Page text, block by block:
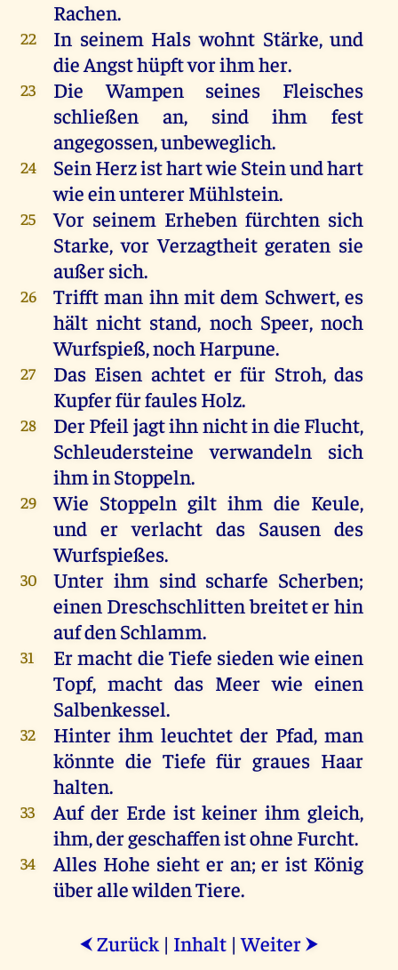
Rachen.
22 In seinem Hals wohnt Stärke,und
dieAngsthüpftvorihmher.
23 Die Wampen seines
Fleisches
schließen
an, sind ihm
fest
angegossen, unbeweglich.
24 SeinHerzisthartwie Steinundhart
wieeinuntererMühlstein.
25 Vor seinem Erheben fürchten sich
Starke,vorVerzagtheitgeraten sie
außersich.
26 Trifft man ihn mit dem Schwert,es
hält nicht stand, noch Speer,noch
Wurfspieß,nochHarpune.
27 Das Eisen achtet er für Stroh,das
KupferfürfaulesHolz.
28 DerPfeil jagtihnnichtindie Flucht,
Schleudersteine
verwandeln
sich
ihminStoppeln.
29 Wie Stoppeln gilt ihm die Keule,
und er verlacht das Sausen des
Wurfspießes.
30 Unter ihm sind scharfe Scherben;
einenDreschschlittenbreiteterhin
aufdenSchlamm.
31 Ermacht die Tiefe siedenwie einen
Topf, macht das Meer wie einen
Salbenkessel.
32 Hinter ihm leuchtet der Pfad,man
könnte die Tiefe für graues Haar
halten.
33 Auf der Erde ist keiner ihm gleich,
ihm,dergeschaffenistohne Furcht.
34 Alles Hohe sieht er an;er ist König
überallewildenTiere.
⮜ Zurück | Inhalt |Weiter ⮞